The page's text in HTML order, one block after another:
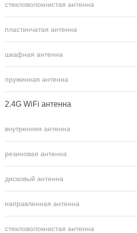
стекловолокнистая антенна
пластинчатая антенна
шкафная антенна
пружинная антенна
2.4G WiFi антенна
внутренняя антенна
резиновая антенна
дисковый антенна
направленная антенна
стекловолокнистая антенна